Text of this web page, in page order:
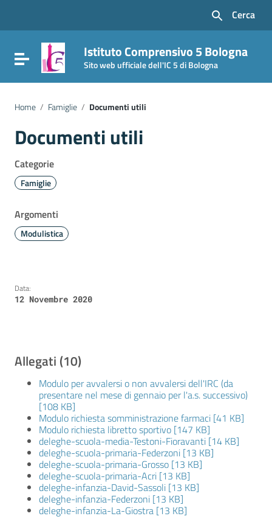
Vai al footer
Cerca
Attiva / disattiva la navigazione
Istituto Comprensivo 5 Bologna
Sito web ufficiale dell'IC 5 di Bologna
Home / Famiglie / Documenti utili
Documenti utili
Categorie
Famiglie
Argomenti
Modulistica
Data:
12 Novembre 2020
Allegati (10)
Modulo per avvalersi o non avvalersi dell'IRC (da
presentare nel mese di gennaio per l'a.s. successivo)
[108 KB]
Modulo richiesta somministrazione farmaci [41 KB]
Modulo richiesta libretto sportivo [147 KB]
deleghe-scuola-media-Testoni-Fioravanti [14 KB]
deleghe-scuola-primaria-Federzoni [13 KB]
deleghe-scuola-primaria-Grosso [13 KB]
deleghe-scuola-primaria-Acri [13 KB]
deleghe-infanzia-David-Sassoli [13 KB]
deleghe-infanzia-Federzoni [13 KB]
deleghe-infanzia-La-Giostra [13 KB]